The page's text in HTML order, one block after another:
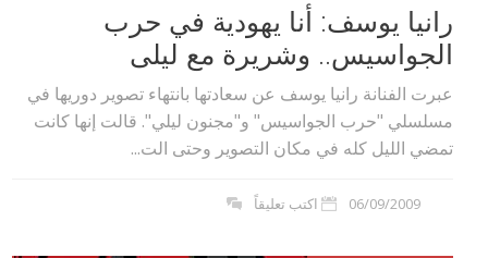
رانيا يوسف: أنا يهودية في حرب
الجواسيس.. وشريرة مع ليلى
عبرت الفنانة رانيا يوسف عن سعادتها بانتهاء تصوير دوريها في
مسلسلي "حرب الجواسيس" و"مجنون ليلي". قالت إنها كانت
تمضي الليل كله في مكان التصوير وحتى الت...
06/09/2009 اكتب تعليقاً